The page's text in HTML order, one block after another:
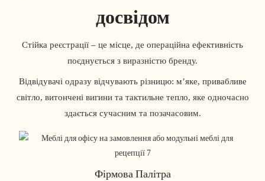
досвідом
Стійка реєстрації – це місце, де операційна ефективність
поєднується з виразністю бренду.
Відвідувачі одразу відчувають різницю: м’яке, привабливе
світло, витончені вигини та тактильне тепло, яке одночасно
здається сучасним та позачасовим.
Фірмова Палітра